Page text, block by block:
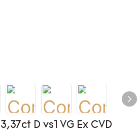
D vs1 VG Ex CVD